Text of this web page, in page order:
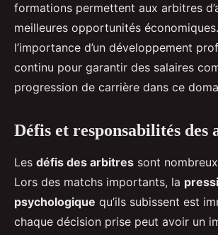
formations permettent aux arbitres
meilleures opportunités
l’importance d’un développement
continu pour garantir des salaires
progression de carrière dans ce
Défis et responsabilités des
Les défis des arbitres sont
Lors des matchs importants, la
psychologique qu’ils subissent est
chaque décision prise peut avoir un